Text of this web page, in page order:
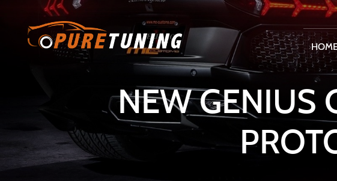
NEW GENIUS